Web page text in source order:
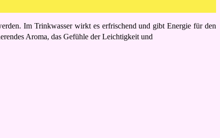
Im Trinkwasser wirkt es erfrischend und gibt Energie für den
Aroma, das Gefühle der Leichtigkeit und